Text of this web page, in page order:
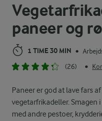
paneer og
1 TIME 30 MIN •
(26)
•
Paneer er god at lave fars
vegetarfrikadeller. Smagen
med andre pestoer,